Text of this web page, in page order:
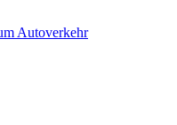
Autoverkehr